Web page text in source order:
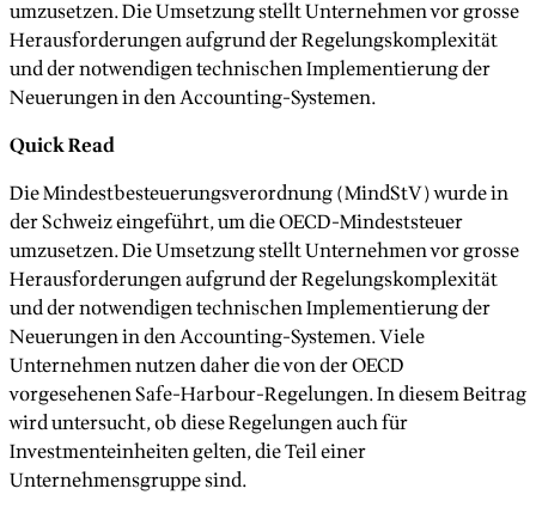
umzusetzen. Die Umsetzung stellt Unternehmen vor grosse
Herausforderungen aufgrund der Regelungskomplexität
und der notwendigen technischen Implementierung der
Neuerungen in den Accounting-Systemen.
Quick Read
Die Mindestbesteuerungsverordnung (MindStV) wurde in
der Schweiz eingeführt, um die OECD-Mindeststeuer
umzusetzen. Die Umsetzung stellt Unternehmen vor grosse
Herausforderungen aufgrund der Regelungskomplexität
und der notwendigen technischen Implementierung der
Neuerungen in den Accounting-Systemen. Viele
Unternehmen nutzen daher die von der OECD
vorgesehenen Safe-Harbour-Regelungen. In diesem Beitrag
wird untersucht, ob diese Regelungen auch für
Investmenteinheiten gelten, die Teil einer
Unternehmensgruppe sind.